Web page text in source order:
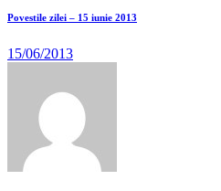
Povestile zilei – 15 iunie 2013
15/06/2013